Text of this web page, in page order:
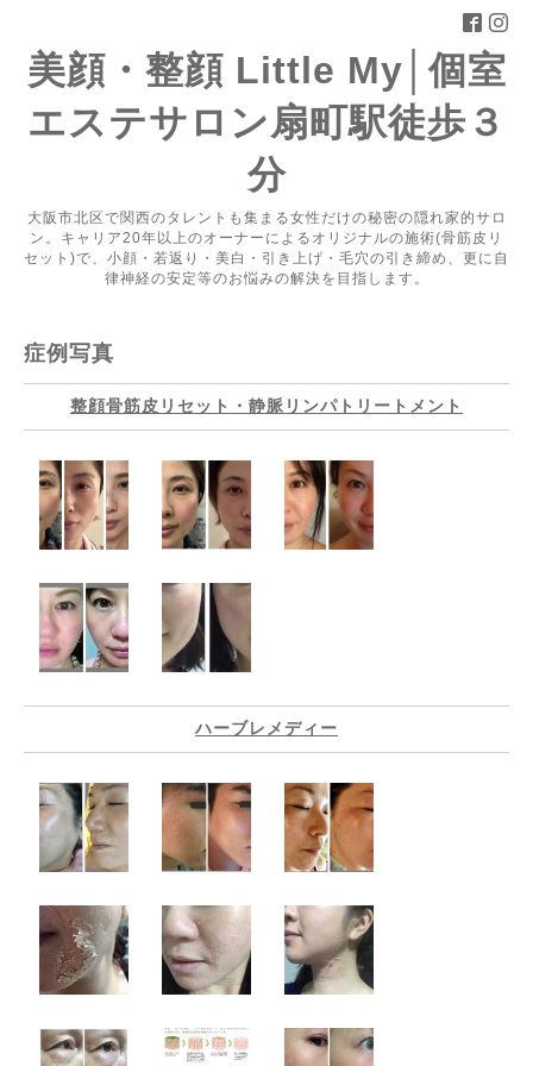
美顔・整顔 Little My│個室
エステサロン扇町駅徒歩３
分
大阪市北区で関西のタレントも集まる女性だけの秘密の隠れ家的サロ
ン。キャリア20年以上のオーナーによるオリジナルの施術(骨筋皮リ
セット)で、小顔・若返り・美白・引き上げ・毛穴の引き締め、更に自
律神経の安定等のお悩みの解決を目指します。
症例写真
整顔骨筋皮リセット・静脈リンパトリートメント
ハーブレメディー